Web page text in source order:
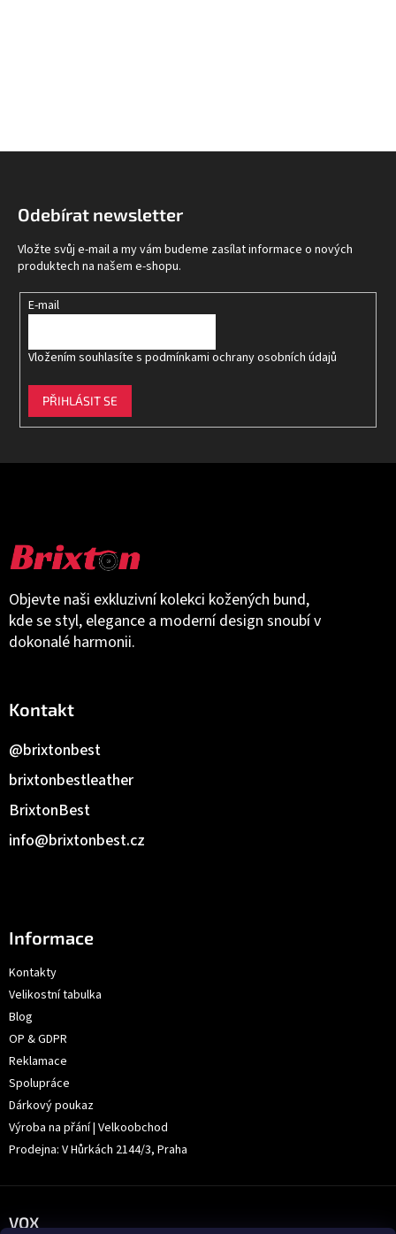
Objevte naši exkluzivní kolekci kožených bund,
kde se styl, elegance a moderní design snoubí v
dokonalé harmonii.
Kontakt
info@brixtonbest.cz
BrixtonBest
brixtonbestleather
@brixtonbest
Informace
Kontakty
Velikostní tabulka
Blog
OP & GDPR
Reklamace
Spolupráce
Dárkový poukaz
Výroba na přání | Velkoobchod
Prodejna: V Hůrkách 2144/3, Praha
VOX
Odebírat newsletter
Vložte svůj e-mail a my vám budeme zasílat informace o nových
produktech na našem e-shopu.
E-mail
Vložením souhlasíte s podmínkami ochrany osobních údajů
PŘIHLÁSIT SE